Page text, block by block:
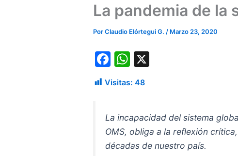
La pandemia de la
PorClaudio Elórtegui G. / Marzo 23, 2020
F
c
b
o
o
W
at
A
p
p
Visitas: 48
La incapacidad del sistema
OMS, obliga a la reflexión
décadas de nuestro país.